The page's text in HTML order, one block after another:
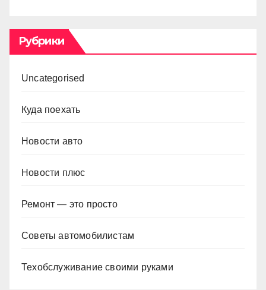
Рубрики
Uncategorised
Куда поехать
Новости авто
Новости плюс
Ремонт — это просто
Советы автомобилистам
Техобслуживание своими руками